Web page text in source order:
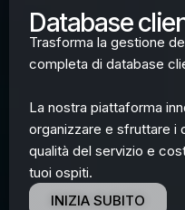
Database
Trasforma la gestione
completa di database
La nostra piattaforma
organizzare e sfruttare i
qualità del servizio e
tuoi ospiti.
INIZIA SUBITO